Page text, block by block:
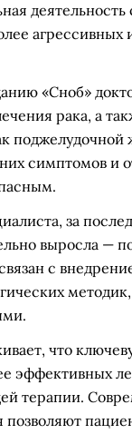
«Сноб»
рака, а
поджелудочной
симптомов и
за
выросла —
с
что
эффективных
терапии.
позволяют